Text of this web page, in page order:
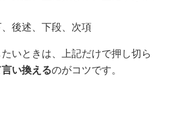
後述、下段、次項
いときは、上記だけで押し切ら
い換えるのがコツです。